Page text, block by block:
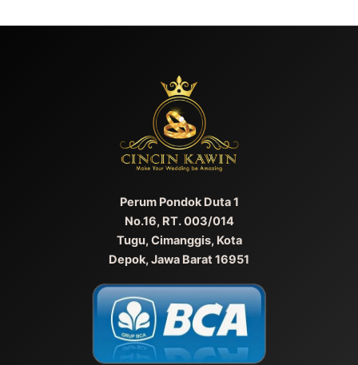
Perum Pondok Duta 1
No.16, RT. 003/014
Tugu, Cimanggis, Kota
Depok, Jawa Barat 16951